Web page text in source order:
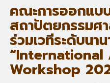
คณะการออกแบ
สถาปัตยกรรมศ
ร่วมเวทีระดับนา
Workshop